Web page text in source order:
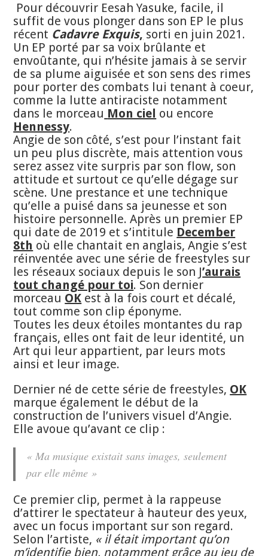
Pour découvrir Eesah Yasuke, facile, il
suffit de vous plonger dans son EP le plus
récent Cadavre Exquis, sorti en juin 2021.
Un EP porté par sa voix brûlante et
envoûtante, qui n’hésite jamais à se servir
de sa plume aiguisée et son sens des rimes
pour porter des combats lui tenant à coeur,
comme la lutte antiraciste notamment
dans le morceau Mon ciel ou encore
Hennessy.
Angie de son côté, s’est pour l’instant fait
un peu plus discrète, mais attention vous
serez assez vite surpris par son flow, son
attitude et surtout ce qu’elle dégage sur
scène. Une prestance et une technique
qu’elle a puisé dans sa jeunesse et son
histoire personnelle. Après un premier EP
qui date de 2019 et s’intitule December
8th où elle chantait en anglais, Angie s’est
réinventée avec une série de freestyles sur
les réseaux sociaux depuis le son J’aurais
tout changé pour toi. Son dernier
morceau OK est à la fois court et décalé,
tout comme son clip éponyme.
Toutes les deux étoiles montantes du rap
français, elles ont fait de leur identité, un
Art qui leur appartient, par leurs mots
ainsi et leur image.
Dernier né de cette série de freestyles, OK
marque également le début de la
construction de l’univers visuel d’Angie.
Elle avoue qu’avant ce clip :
« Ma musique existait sans images, seulement
par elle même »
Ce premier clip, permet à la rappeuse
d’attirer le spectateur à hauteur des yeux,
avec un focus important sur son regard.
Selon l’artiste, « il était important qu’on
m’identifie bien, notamment grâce au jeu de